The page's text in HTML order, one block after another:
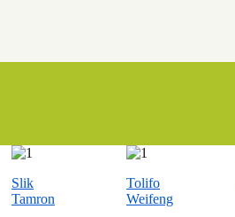
Slik
Tamron
Tolifo
Weifeng